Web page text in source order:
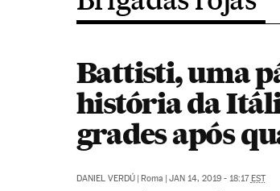
Battisti, uma
história da
grades após
DANIEL VERDÚ | Roma | JAN 14, 2019 - 18:17EST